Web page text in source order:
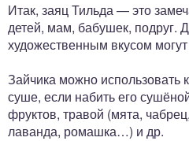
Итак, заяц Тильда — это
детей, мам, бабушек, подруг.
художественным вкусом
Зайчика можно использовать
суше, если набить его
фруктов, травой (мята,
лаванда, ромашка…) и др.